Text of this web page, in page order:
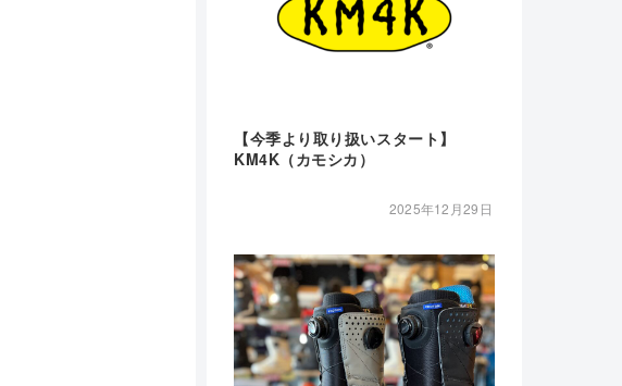
【今季より取り扱いスタート】
KM4K（カモシカ）
2025年12月29日